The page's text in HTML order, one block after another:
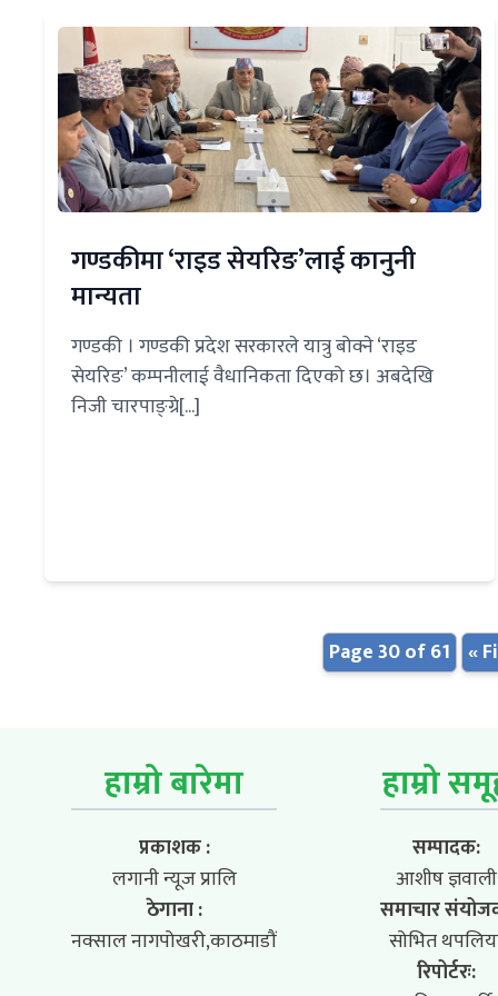
गण्डकीमा ‘राइड सेयरिङ’लाई कानुनी
मान्यता
गण्डकी । गण्डकी प्रदेश सरकारले यात्रु बोक्ने ‘राइड
सेयरिङ’ कम्पनीलाई वैधानिकता दिएको छ। अबदेखि
निजी चारपाङ्ग्रे[...]
Page 30 of 61 «
हाम्रो बारेमा
प्रकाशक :
लगानी न्यूज प्रालि
ठेगाना :
नक्साल नागपोखरी,काठमाडौं
हाम्रो
सम्पादक:
आशीष ज्ञवाली
समाचार
सोभित
रिपोर्टरः: